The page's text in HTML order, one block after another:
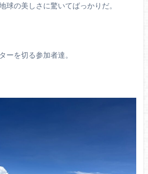
球の美しさに驚いてばっかりだ。
ーを切る参加者達。